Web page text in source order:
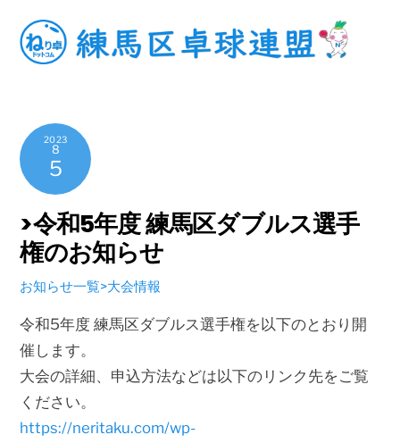
content
2023
8
5
>令和5年度 練馬区ダブルス選手
権のお知らせ
お知らせ一覧>大会情報
令和5年度 練馬区ダブルス選手権を以下のとおり開
催します。
大会の詳細、申込方法などは以下のリンク先をご覧
ください。
https://neritaku.com/wp-